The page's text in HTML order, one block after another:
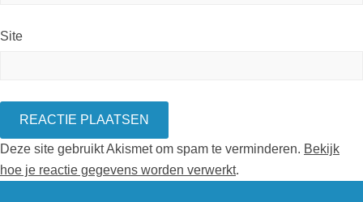
Site
Deze site gebruikt Akismet om spam te verminderen. Bekijk
hoe je reactie gegevens worden verwerkt.